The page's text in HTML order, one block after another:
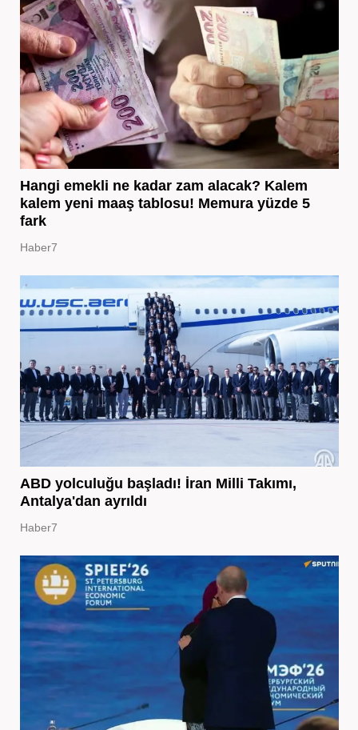
Hangi emekli ne kadar zam alacak? Kalem
kalem yeni maaş tablosu! Memura yüzde 5
fark
Haber7
ABD yolculuğu başladı! İran Milli Takımı,
Antalya'dan ayrıldı
Haber7